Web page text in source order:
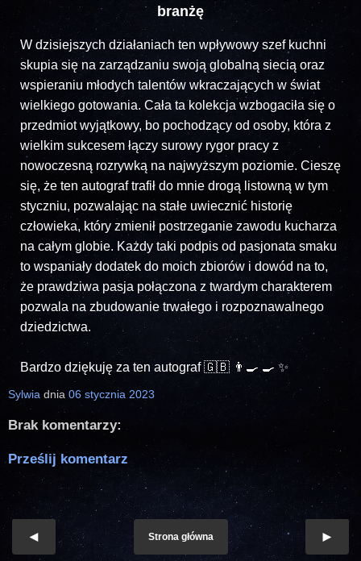
branżę
W dzisiejszych działaniach ten wpływowy szef kuchni
skupia się na zarządzaniu swoją globalną siecią oraz
wspieraniu młodych talentów wkraczających w świat
wielkiego gotowania. Cała ta kolekcja wzbogaciła się o
przedmiot wyjątkowy, bo pochodzący od osoby, która z
wielkim sukcesem łączy surowy rygor pracy z
nowoczesną rozrywką na najwyższym poziomie. Cieszę
się, że ten autograf trafił do mnie drogą listowną w tym
styczniu, pozwalając na stałe uwiecznić historię
człowieka, który zmienił postrzeganie zawodu kucharza
na całym globie. Każdy taki podpis od pasjonata smaku
to wspaniały dodatek do moich zbiorów i dowód na to,
że prawdziwa pasja połączona z twardym charakterem
pozwala na zbudowanie trwałego i rozpoznawalnego
dziedzictwa.
Bardzo dziękuję za ten autograf 🇬🇧 👨‍🍳 🍳 ✨
Sylwia dnia 06 stycznia 2023
Brak komentarzy:
Prześlij komentarz
Strona główna